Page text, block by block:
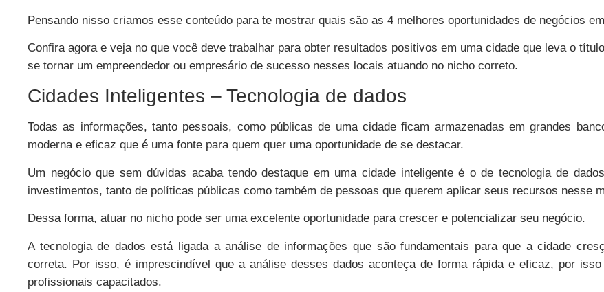
Pensando nisso criamos esse conteúdo para te mostrar quais são as 4 melhores oportunidades de negócios
Confira agora e veja no que você deve trabalhar para obter resultados positivos em uma cidade que leva o
se tornar um empreendedor ou empresário de sucesso nesses locais atuando no nicho correto.
Cidades Inteligentes – Tecnologia de dados
Todas as informações, tanto pessoais, como públicas de uma cidade ficam armazenadas em grandes
moderna e eficaz que é uma fonte para quem quer uma oportunidade de se destacar.
Um negócio que sem dúvidas acaba tendo destaque em uma cidade inteligente é o de tecnologia de
investimentos, tanto de políticas públicas como também de pessoas que querem aplicar seus recursos nesse
Dessa forma, atuar no nicho pode ser uma excelente oportunidade para crescer e potencializar seu negócio.
A tecnologia de dados está ligada a análise de informações que são fundamentais para que a cidade
correta. Por isso, é imprescindível que a análise desses dados aconteça de forma rápida e eficaz, por
profissionais capacitados.